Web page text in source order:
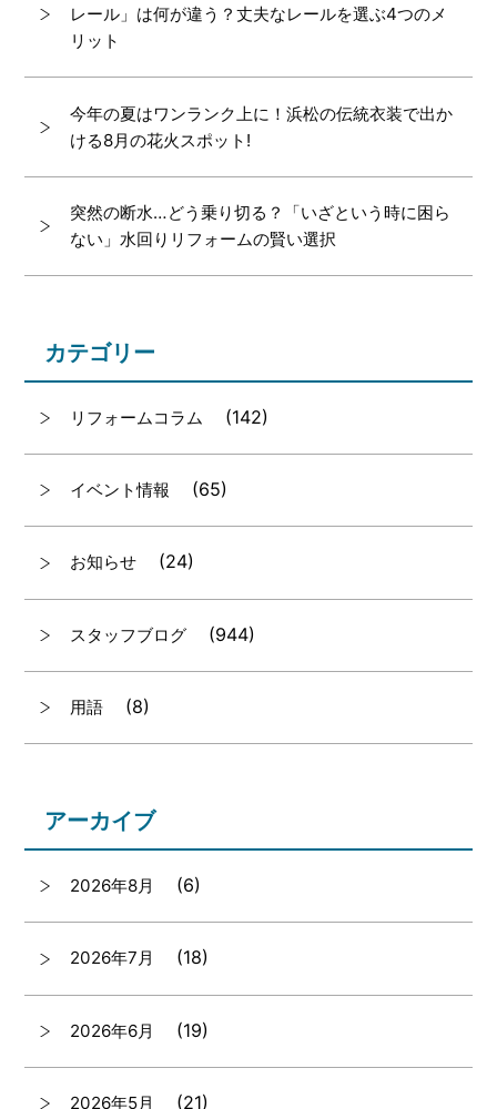
レール」は何が違う？丈夫なレールを選ぶ4つのメ
リット
今年の夏はワンランク上に！浜松の伝統衣装で出か
ける8月の花火スポット!
突然の断水…どう乗り切る？「いざという時に困ら
ない」水回りリフォームの賢い選択
カテゴリー
リフォームコラム (142)
イベント情報 (65)
お知らせ (24)
スタッフブログ (944)
用語 (8)
アーカイブ
2026年8月 (6)
2026年7月 (18)
2026年6月 (19)
2026年5月 (21)